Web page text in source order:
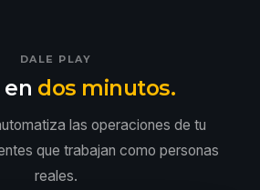
DALE PLAY
en dos minutos.
las operaciones de tu
que trabajan como personas
reales.